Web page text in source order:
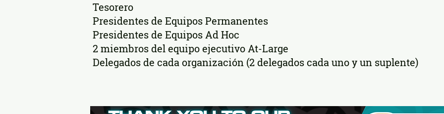
Tesorero
Presidentes de Equipos Permanentes
Presidentes de Equipos Ad Hoc
2 miembros del equipo ejecutivo At-Large
Delegados de cada organización (2 delegados cada uno y un suplente)